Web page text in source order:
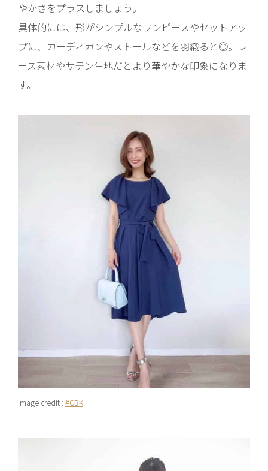
やかさをプラスしましょう。
具体的には、形がシンプルなワンピースやセットアッ
プに、カーディガンやストールなどを羽織ると◎。レ
ース素材やサテン生地だとより華やかな印象になりま
す。
image credit : #CBK